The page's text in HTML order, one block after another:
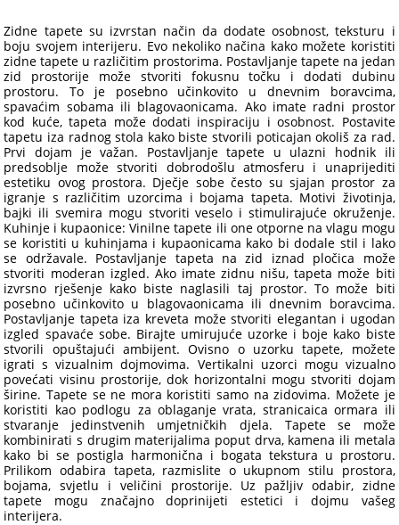
Zidne tapete su izvrstan način da dodate osobnost, teksturu i
boju svojem interijeru. Evo nekoliko načina kako možete koristiti
zidne tapete u različitim prostorima. Postavljanje tapete na jedan
zid prostorije može stvoriti fokusnu točku i dodati dubinu
prostoru. To je posebno učinkovito u dnevnim boravcima,
spavaćim sobama ili blagovaonicama. Ako imate radni prostor
kod kuće, tapeta može dodati inspiraciju i osobnost. Postavite
tapetu iza radnog stola kako biste stvorili poticajan okoliš za rad.
Prvi dojam je važan. Postavljanje tapete u ulazni hodnik ili
predsoblje može stvoriti dobrodošlu atmosferu i unaprijediti
estetiku ovog prostora. Dječje sobe često su sjajan prostor za
igranje s različitim uzorcima i bojama tapeta. Motivi životinja,
bajki ili svemira mogu stvoriti veselo i stimulirajuće okruženje.
Kuhinje i kupaonice: Vinilne tapete ili one otporne na vlagu mogu
se koristiti u kuhinjama i kupaonicama kako bi dodale stil i lako
se održavale. Postavljanje tapeta na zid iznad pločica može
stvoriti moderan izgled. Ako imate zidnu nišu, tapeta može biti
izvrsno rješenje kako biste naglasili taj prostor. To može biti
posebno učinkovito u blagovaonicama ili dnevnim boravcima.
Postavljanje tapeta iza kreveta može stvoriti elegantan i ugodan
izgled spavaće sobe. Birajte umirujuće uzorke i boje kako biste
stvorili opuštajući ambijent. Ovisno o uzorku tapete, možete
igrati s vizualnim dojmovima. Vertikalni uzorci mogu vizualno
povećati visinu prostorije, dok horizontalni mogu stvoriti dojam
širine. Tapete se ne mora koristiti samo na zidovima. Možete je
koristiti kao podlogu za oblaganje vrata, stranicaica ormara ili
stvaranje jedinstvenih umjetničkih djela. Tapete se može
kombinirati s drugim materijalima poput drva, kamena ili metala
kako bi se postigla harmonična i bogata tekstura u prostoru.
Prilikom odabira tapeta, razmislite o ukupnom stilu prostora,
bojama, svjetlu i veličini prostorije. Uz pažljiv odabir, zidne
tapete mogu značajno doprinijeti estetici i dojmu vašeg
interijera.